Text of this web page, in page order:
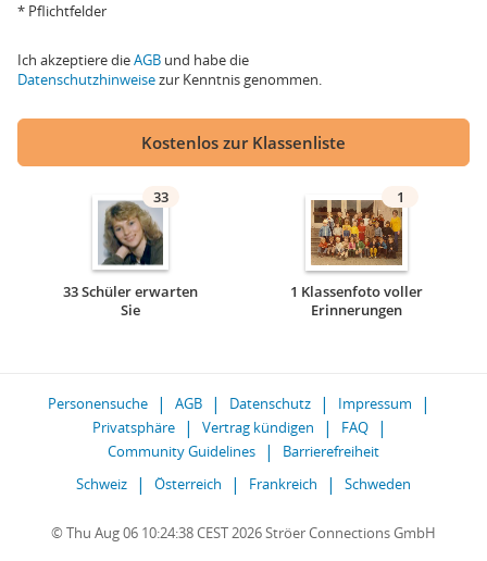
* Pflichtfelder
Ich akzeptiere dieAGB und habe die
Datenschutzhinweisezur Kenntnis genommen.
Kostenlos zur Klassenliste
33
33 Schüler erwarten
Sie
1
1 Klassenfoto voller
Erinnerungen
Personensuche AGB Datenschutz
Impressum
Privatsphäre
Vertrag kündigen
FAQ
Community Guidelines
Barrierefreiheit
Schweiz
Österreich Frankreich Schweden
© Thu Aug 06 10:24:38 CEST 2026 Ströer Connections GmbH